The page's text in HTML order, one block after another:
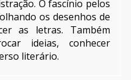
O fascínio pelos
os desenhos de
as letras. Também
ideias, conhecer
literário.